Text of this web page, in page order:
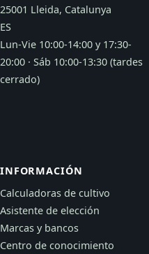
25001 Lleida, Catalunya
ES
Lun-Vie 10:00-14:00 y 17:30-
20:00 · Sáb 10:00-13:30 (tardes
cerrado)
INFORMACIÓN
Calculadoras de cultivo
Asistente de elección
Marcas y bancos
Centro de conocimiento